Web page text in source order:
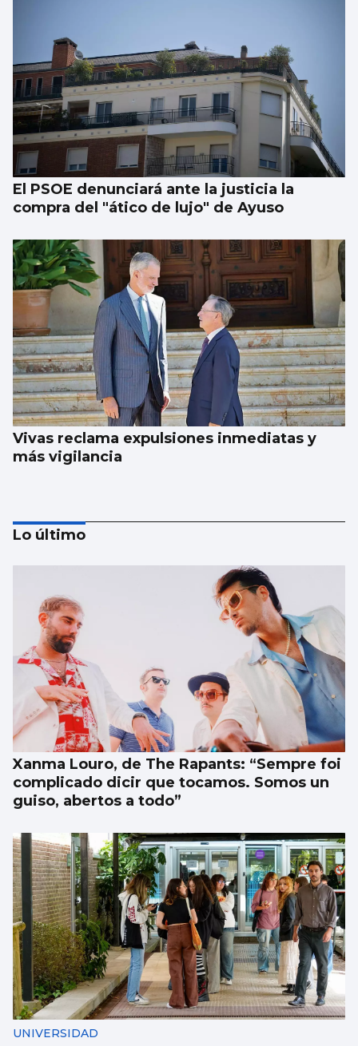
El PSOE denunciará ante la justicia la
compra del "ático de lujo" de Ayuso
Vivas reclama expulsiones inmediatas y
más vigilancia
CRISIS MIGRATORIA
Los centenares de menores que siguen en
Ceuta, problema mayor vigente de la crisis
Lo último
Xanma Louro, de The Rapants: “Sempre foi
complicado dicir que tocamos. Somos un
guiso, abertos a todo”
UNIVERSIDAD